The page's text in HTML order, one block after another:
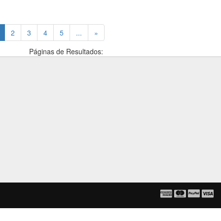
(current)
2 3 4 5 ...
»
Páginas de Resultados: